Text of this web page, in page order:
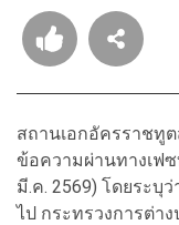
สถานเอกอัครราชทู
ข้อความผ่านทางเฟซ
มี.ค. 2569) โดยระบุ
ไป กระทรวงการต่า